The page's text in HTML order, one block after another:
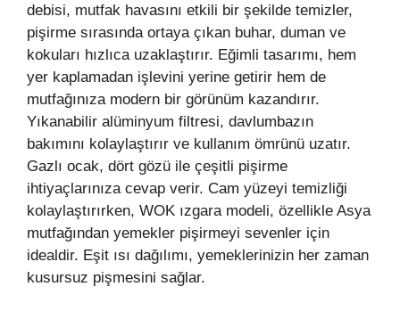
debisi, mutfak havasını etkili bir şekilde temizler,
pişirme sırasında ortaya çıkan buhar, duman ve
kokuları hızlıca uzaklaştırır. Eğimli tasarımı, hem
yer kaplamadan işlevini yerine getirir hem de
mutfağınıza modern bir görünüm kazandırır.
Yıkanabilir alüminyum filtresi, davlumbazın
bakımını kolaylaştırır ve kullanım ömrünü uzatır.
Gazlı ocak, dört gözü ile çeşitli pişirme
ihtiyaçlarınıza cevap verir. Cam yüzeyi temizliği
kolaylaştırırken, WOK ızgara modeli, özellikle Asya
mutfağından yemekler pişirmeyi sevenler için
idealdir. Eşit ısı dağılımı, yemeklerinizin her zaman
kusursuz pişmesini sağlar.